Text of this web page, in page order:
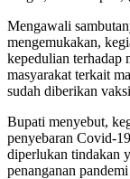
Mengawali
mengemukakan,
kepedulian terhadap
masyarakat terkait
sudah diberikan
Bupati menyebut,
penyebaran Covid-
diperlukan tindakan
penanganan